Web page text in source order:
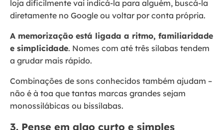
loja dificilmente vai indicá-la para alguém, buscá-la
diretamente no Google ou voltar por conta própria.
A memorização está ligada a ritmo, familiaridade
e simplicidade. Nomes com até três sílabas tendem
a grudar mais rápido.
Combinações de sons conhecidos também ajudam –
não é à toa que tantas marcas grandes sejam
monossilábicas ou bissílabas.
3. Pense em algo curto e simples